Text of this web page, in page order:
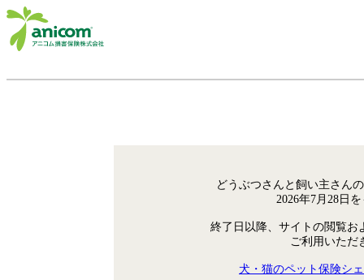
どうぶつさんと飼い主さん
2026年7月28日
終了日以降、サイトの閲覧お
ご利用いただ
犬・猫のペット保険シ